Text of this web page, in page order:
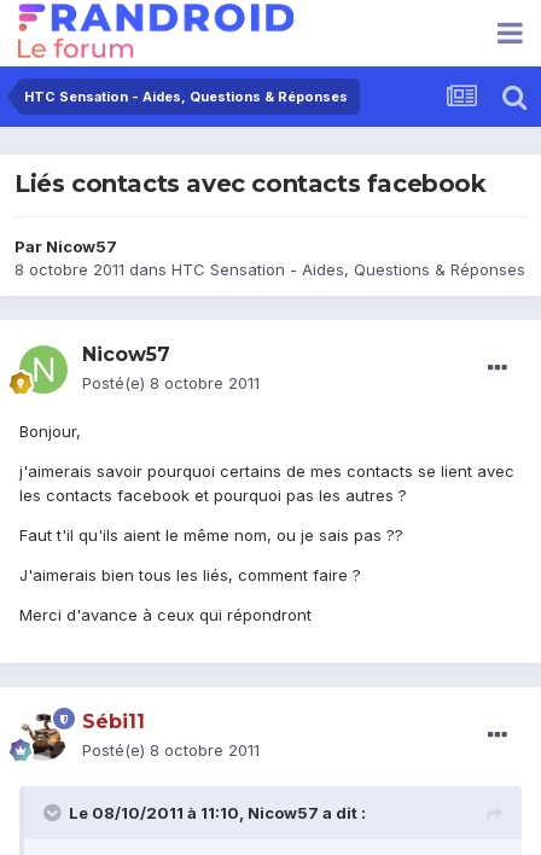
HTC Sensation - Aides, Questions & Réponses
Liés contacts avec contacts facebook
Par Nicow57
8 octobre 2011 dans HTC Sensation - Aides, Questions & Réponses
Nicow57
Posté(e) 8 octobre 2011
Bonjour,
j'aimerais savoir pourquoi certains de mes contacts se lient avec
les contacts facebook et pourquoi pas les autres ?
Faut t'il qu'ils aient le même nom, ou je sais pas ??
J'aimerais bien tous les liés, comment faire ?
Merci d'avance à ceux qui répondront
Sébi11
Posté(e) 8 octobre 2011
Le 08/10/2011 à 11:10, Nicow57 a dit :